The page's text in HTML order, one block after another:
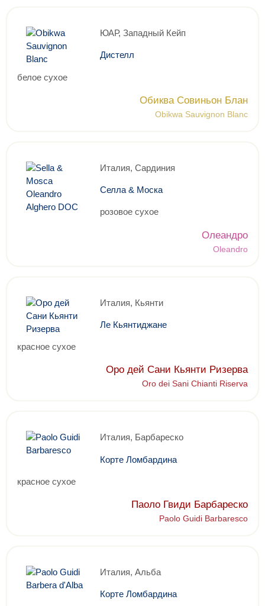
ЮАР, Западный Кейп
Дистелл
белое сухое
Обиква Совиньон Блан
Obikwa Sauvignon Blanc
Италия, Сардиния
Селла & Моска
розовое сухое
Олеандро
Oleandro
Италия, Кьянти
Ле Кьянтиджане
красное сухое
Оро дей Сани Кьянти Ризерва
Oro dei Sani Chianti Riserva
Италия, Барбареско
Корте Ломбардина
красное сухое
Паоло Гвиди Барбареско
Paolo Guidi Barbaresco
Италия, Альба
Корте Ломбардина